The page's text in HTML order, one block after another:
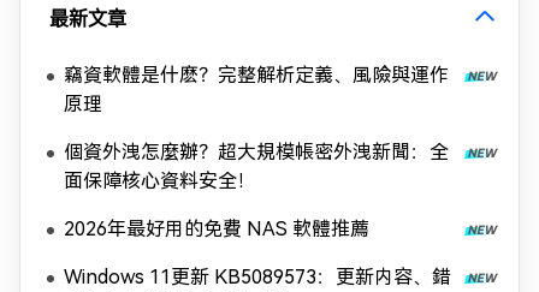
最新文章
竊資軟體是什麽？完整解析定義、風險與運作
原理
個資外洩怎麼辦？超大規模帳密外洩新聞：全
面保障核心資料安全！
2026年最好用的免費 NAS 軟體推薦
Windows 11更新 KB5089573：更新内容、錯